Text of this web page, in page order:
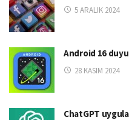
5 ARALIK 2024
Android 16
28 KASIM 2024
ChatGPT